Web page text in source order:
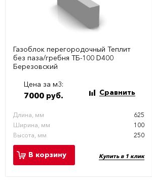
Газоблок перегородочный Теплит
без паза/гребня ТБ-100 D400
Березовский
Цена за м3:
7000 руб. Сравнить
Длина, мм
625
Ширина, мм
100
Высота, мм
250
В корзину Купить в 1 клик